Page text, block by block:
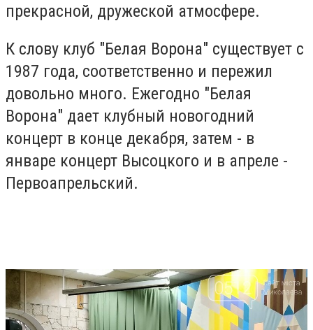
прекрасной, дружеской атмосфере.
К слову клуб "Белая Ворона" существует с
1987 года, соответственно и пережил
довольно много. Ежегодно "Белая
Ворона" дает клубный новогодний
концерт в конце декабря, затем - в
январе концерт Высоцкого и в апреле -
Первоапрельский.